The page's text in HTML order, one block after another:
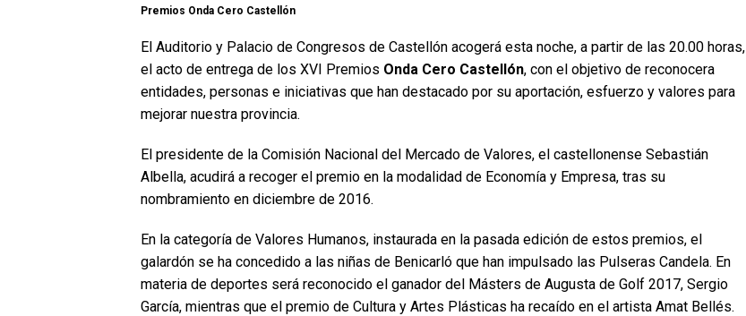
Premios Onda Cero Castellón
El Auditorio y Palacio de Congresos de Castellón acogerá esta noche, a partir de las 20.00 horas,
el acto de entrega de los XVI Premios Onda Cero Castellón, con el objetivo de reconocera
entidades, personas e iniciativas que han destacado por su aportación, esfuerzo y valores para
mejorar nuestra provincia.
El presidente de la Comisión Nacional del Mercado de Valores, el castellonense Sebastián
Albella, acudirá a recoger el premio en la modalidad de Economía y Empresa, tras su
nombramiento en diciembre de 2016.
En la categoría de Valores Humanos, instaurada en la pasada edición de estos premios, el
galardón se ha concedido a las niñas de Benicarló que han impulsado las Pulseras Candela. En
materia de deportes será reconocido el ganador del Másters de Augusta de Golf 2017, Sergio
García, mientras que el premio de Cultura y Artes Plásticas ha recaído en el artista Amat Bellés.